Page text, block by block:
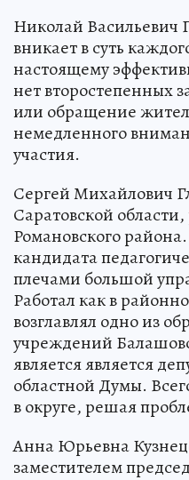
Николай Васильевич
вникает в суть
настоящему
нет второстепенных
или обращение
немедленного
участия.
Сергей Михайлович
Саратовской
Романовского
кандидата
плечами большой
Работал как в
возглавлял одно из
учреждений
является является
областной Думы.
в округе, решая
Анна Юрьевна
заместителем